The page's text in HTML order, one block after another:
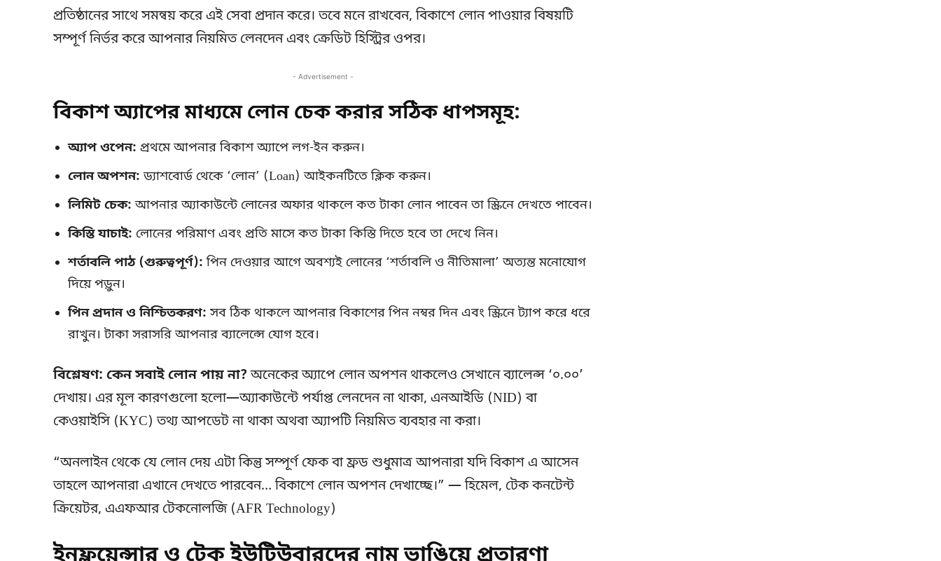
প্রতিষ্ঠানের সাথে সমন্বয় করে এই সেবা প্রদান করে। তবে মনে রাখবেন, বিকাশে লোন পাওয়ার বিষয়টি
সম্পূর্ণ নির্ভর করে আপনার নিয়মিত লেনদেন এবং ক্রেডিট হিস্ট্রির ওপর।
- Advertisement -
বিকাশ অ্যাপের মাধ্যমে লোন চেক করার সঠিক ধাপসমূহ:
অ্যাপ ওপেন: প্রথমে আপনার বিকাশ অ্যাপে লগ-ইন করুন।
লোন অপশন: ড্যাশবোর্ড থেকে ‘লোন’ (Loan) আইকনটিতে ক্লিক করুন।
লিমিট চেক: আপনার অ্যাকাউন্টে লোনের অফার থাকলে কত টাকা লোন পাবেন তা স্ক্রিনে দেখতে পাবেন।
কিস্তি যাচাই: লোনের পরিমাণ এবং প্রতি মাসে কত টাকা কিস্তি দিতে হবে তা দেখে নিন।
শর্তাবলি পাঠ (গুরুত্বপূর্ণ): পিন দেওয়ার আগে অবশ্যই লোনের ‘শর্তাবলি ও নীতিমালা’ অত্যন্ত মনোযোগ
দিয়ে পড়ুন।
পিন প্রদান ও নিশ্চিতকরণ: সব ঠিক থাকলে আপনার বিকাশের পিন নম্বর দিন এবং স্ক্রিনে ট্যাপ করে ধরে
রাখুন। টাকা সরাসরি আপনার ব্যালেন্সে যোগ হবে।
বিশ্লেষণ: কেন সবাই লোন পায় না?অনেকের অ্যাপে লোন অপশন থাকলেও সেখানে ব্যালেন্স ‘০.০০’
দেখায়। এর মূল কারণগুলো হলো—অ্যাকাউন্টে পর্যাপ্ত লেনদেন না থাকা, এনআইডি (NID) বা
কেওয়াইসি (KYC) তথ্য আপডেট না থাকা অথবা অ্যাপটি নিয়মিত ব্যবহার না করা।
“অনলাইন থেকে যে লোন দেয় এটা কিন্তু সম্পূর্ণ ফেক বা ফ্রড শুধুমাত্র আপনারা যদি বিকাশ এ আসেন
তাহলে আপনারা এখানে দেখতে পারবেন… বিকাশে লোন অপশন দেখাচ্ছে।” — হিমেল, টেক কনটেন্ট
ক্রিয়েটর, এএফআর টেকনোলজি (AFR Technology)
ইনফ্লুয়েন্সার ও টেক ইউটিউবারদের নাম ভাঙিয়ে প্রতারণা